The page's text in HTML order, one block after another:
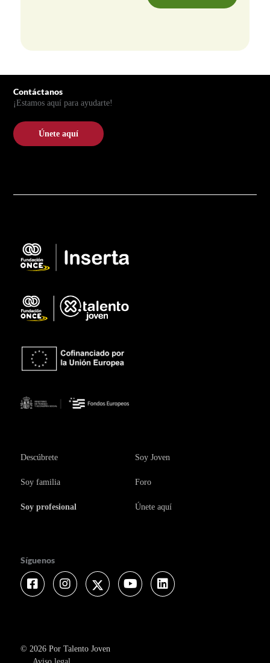
Descúbrete Soy Joven
Soy familia Foro
Soy profesional Únete aquí
Síguenos
Facebook Instagram Twitter Youtube
© 2026 Por Talento Joven
Contáctanos
¡Estamos aquí para ayudarte!
Únete aquí